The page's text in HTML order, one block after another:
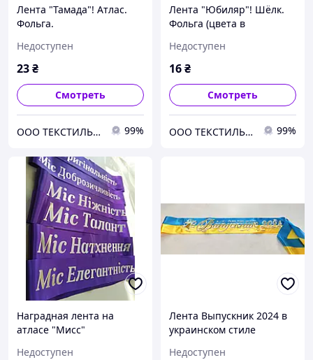
Лента "Тамада"! Атлас.
Фольга.
Недоступен
23₴
Смотреть
ООО ТЕКСТИЛЬ ГРУП 99%
Лента "Юбиляр"! Шёлк.
Фольга (цвета в
Недоступен
16₴
Смотреть
ООО ТЕКСТИЛЬ ГРУП 99%
Наградная лента на
атласе "Мисс"
Недоступен
Лента Выпускник 2024 в
украинском стиле
Недоступен